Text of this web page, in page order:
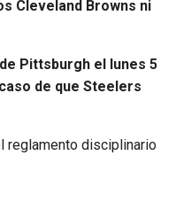
Cleveland Browns ni
Pittsburgh el lunes 5
de que Steelers
reglamento disciplinario